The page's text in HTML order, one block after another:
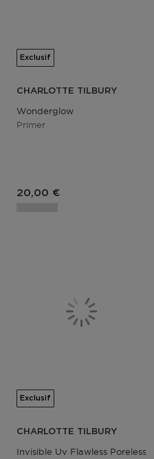
Exclusif
CHARLOTTE TILBURY
Wonderglow
Primer
20,00 €
Exclusif
CHARLOTTE TILBURY
Invisible Uv Flawless Poreless